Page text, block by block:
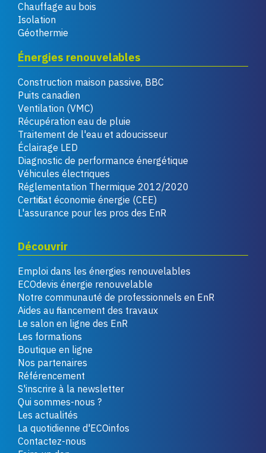
Chauffage au bois
Isolation
Géothermie
Énergies renouvelables
Construction maison passive, BBC
Puits canadien
Ventilation (VMC)
Récupération eau de pluie
Traitement de l'eau et adoucisseur
Éclairage LED
Diagnostic de performance énergétique
Véhicules électriques
Réglementation Thermique 2012/2020
Certificat économie énergie (CEE)
L'assurance pour les pros des EnR
Découvrir
Emploi dans les énergies renouvelables
ECOdevis énergie renouvelable
Notre communauté de professionnels en EnR
Aides au financement des travaux
Le salon en ligne des EnR
Les formations
Boutique en ligne
Nos partenaires
Référencement
S'inscrire à la newsletter
Qui sommes-nous ?
Les actualités
La quotidienne d'ECOinfos
Contactez-nous